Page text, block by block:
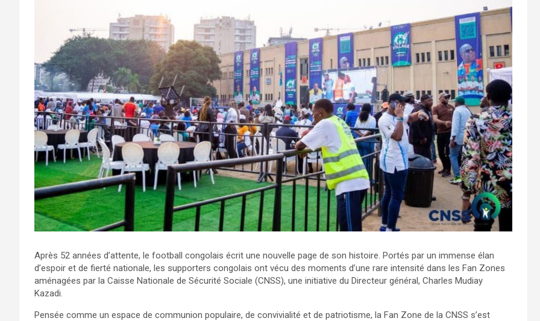
Après 52 années d’attente, le football congolais écrit une nouvelle page de son histoire. Portés par un immense élan
d’espoir et de fierté nationale, les supporters congolais ont vécu des moments d’une rare intensité dans les Fan Zones
aménagées par la Caisse Nationale de Sécurité Sociale (CNSS), une initiative du Directeur général, Charles Mudiay
Kazadi.
Pensée comme un espace de communion populaire, de convivialité et de patriotisme, la Fan Zone de la CNSS s’est